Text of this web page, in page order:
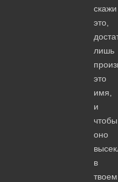
скажи
это,
лишь
это
имя,
и
чтобы
оно
в
твоем